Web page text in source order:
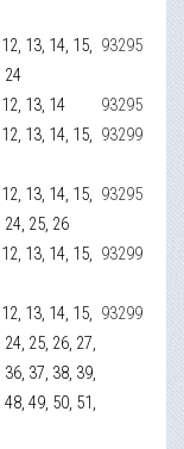
13, 14, 15,
24
93295
13, 14
93295
13, 14, 15, 93299
13, 14, 15,
24, 25, 26
93295
13, 14, 15, 93299
13, 14, 15,
25, 26, 27,
37, 38, 39,
49, 50, 51,
93299